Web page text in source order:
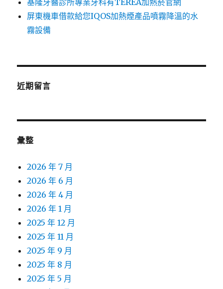
基隆牙醫診所專業牙科有TEREA加熱菸官網
屏東機車借款給您IQOS加熱煙產品噴霧降溫的水
霧設備
近期留言
彙整
2026 年 7 月
2026 年 6 月
2026 年 4 月
2026 年 1 月
2025 年 12 月
2025 年 11 月
2025 年 9 月
2025 年 8 月
2025 年 5 月